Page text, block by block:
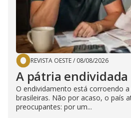
REVISTA OESTE/ 08/08/2026
A pátria endividada
O endividamento está corroendo
brasileiras. Não por acaso, o país
preocupantes: por um...